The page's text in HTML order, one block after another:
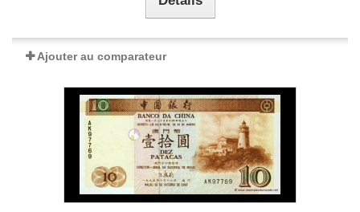
Ajouter au comparateur